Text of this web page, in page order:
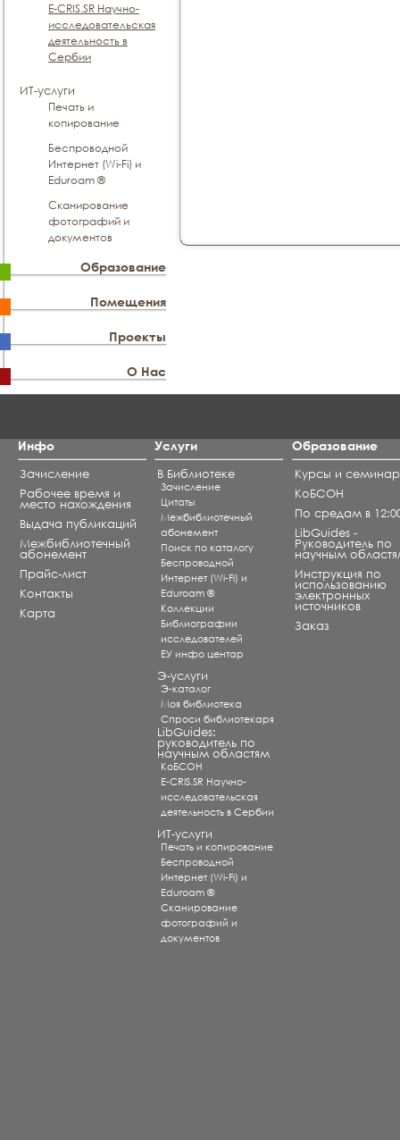
E-CRIS.SR Научно-
исследовательская
деятельность в
Сербии
ИТ-услуги
Печать и
копирование
Беспроводной
Интернет (Wi-Fi) и
Eduroam ®
Сканирование
фотографий и
документов
Образование
Помещения
Проекты
О Нас
Инфо
Зачисление
Рабочее время и
место нахождения
Выдача публикаций
Межбиблиотечный
абонемент
Прайс-лист
Контакты
Карта
Услуги
В Библиотеке
Зачисление
Цитаты
Межбиблиотечный
абонемент
Поиск по каталогу
Беспроводной
Интернет (Wi-Fi) и
Eduroam ®
Коллекции
Библиографии
исследователей
ЕУ инфо центар
Э-услуги
Э-каталог
Моя библиотека
Спроси библиотекаря
LibGuides:
руководитель по
научным областям
КоБСОН
E-CRIS.SR Научно-
исследовательская
деятельность в Сербии
ИТ-услуги
Печать и копирование
Беспроводной
Интернет (Wi-Fi) и
Eduroam ®
Сканирование
фотографий и
документов
Образование
Курсы и
КоБСОН
По средам в
LibGuides -
Руководитель по
научным
Инструкция по
использованию
электронных
источников
Заказ